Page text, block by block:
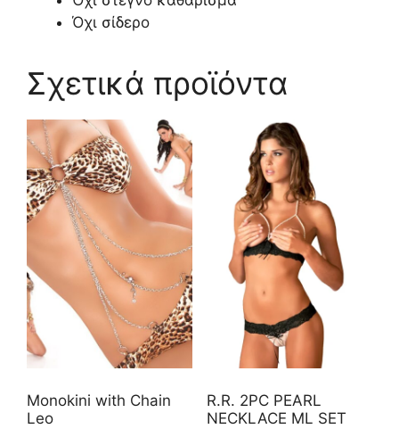
Όχι σίδερο
Σχετικά προϊόντα
Monokini with Chain
Leo
R.R. 2PC PEARL
NECKLACE ML SET